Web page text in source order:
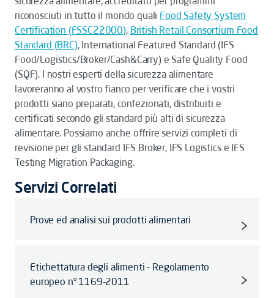
riconosciuti in tutto il mondo quali Food Safety System
Certification (FSSC22000), British Retail Consortium Food
Standard (BRC), International Featured Standard (IFS
Food/Logistics/Broker/Cash&Carry) e Safe Quality Food
(SQF). I nostri esperti della sicurezza alimentare
lavoreranno al vostro fianco per verificare che i vostri
prodotti siano preparati, confezionati, distribuiti e
certificati secondo gli standard più alti di sicurezza
alimentare. Possiamo anche offrire servizi completi di
revisione per gli standard IFS Broker, IFS Logistics e IFS
Testing Migration Packaging.
Servizi Correlati
Prove ed analisi sui prodotti alimentari
Etichettatura degli alimenti - Regolamento
europeo n° 1169-2011